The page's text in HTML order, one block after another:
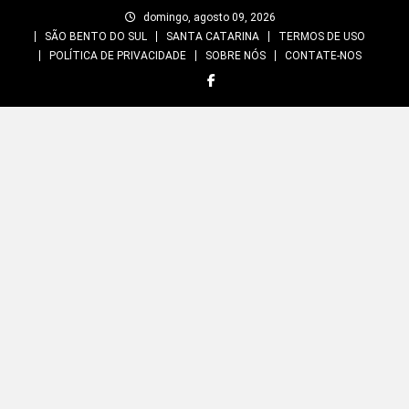
domingo, agosto 09, 2026
SÃO BENTO DO SUL
SANTA CATARINA
TERMOS DE USO
POLÍTICA DE PRIVACIDADE
SOBRE NÓS CONTATE-NOS